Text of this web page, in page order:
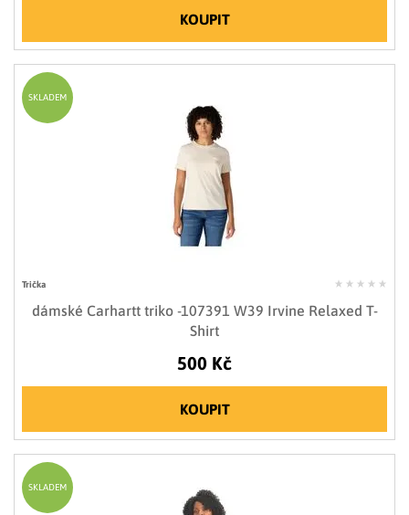
KOUPIT
Trička
dámské Carhartt triko -107391 W39 Irvine Relaxed T-
Shirt
500 Kč
KOUPIT
SKLADEM
SKLADEM